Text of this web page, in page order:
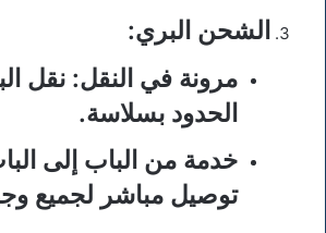
الشحن البري:
مرونة في النقل: نقل
الحدود بسلاسة.
خدمة من الباب إلى
توصيل مباشر لجميع